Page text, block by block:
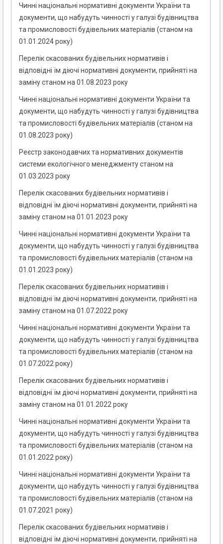
Чинні національні нормативні документи України та
документи, що набудуть чинності у галузі будівництва
та промисловості будівельних матеріалів (станом на
01.01.2024 року)
Перелік скасованих будівельних нормативів і
відповідні їм діючі нормативні документи, прийняті на
заміну станом на 01.08.2023 року
Чинні національні нормативні документи України та
документи, що набудуть чинності у галузі будівництва
та промисловості будівельних матеріалів (станом на
01.08.2023 року)
Реєстр законодавчих та нормативних документів
системи екологічного менеджменту станом на
01.03.2023 року
Перелік скасованих будівельних нормативів і
відповідні їм діючі нормативні документи, прийняті на
заміну станом на 01.01.2023 року
Чинні національні нормативні документи України та
документи, що набудуть чинності у галузі будівництва
та промисловості будівельних матеріалів (станом на
01.01.2023 року)
Перелік скасованих будівельних нормативів і
відповідні їм діючі нормативні документи, прийняті на
заміну станом на 01.07.2022 року
Чинні національні нормативні документи України та
документи, що набудуть чинності у галузі будівництва
та промисловості будівельних матеріалів (станом на
01.07.2022 року)
Перелік скасованих будівельних нормативів і
відповідні їм діючі нормативні документи, прийняті на
заміну станом на 01.01.2022 року
Чинні національні нормативні документи України та
документи, що набудуть чинності у галузі будівництва
та промисловості будівельних матеріалів (станом на
01.01.2022 року)
Чинні національні нормативні документи України та
документи, що набудуть чинності у галузі будівництва
та промисловості будівельних матеріалів (станом на
01.07.2021 року)
Перелік скасованих будівельних нормативів і
відповідні їм діючі нормативні документи, прийняті на